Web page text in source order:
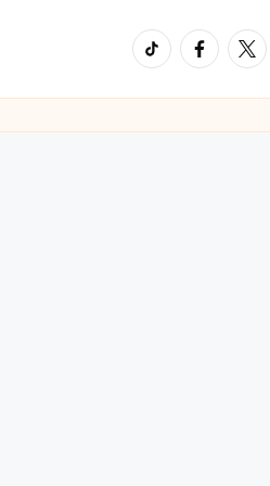
TikTokFacebook